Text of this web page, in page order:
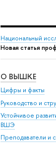
Национальный
Новая статья
О ВЫШКЕ
Цифры и факты
Руководство и
Устойчивое
ВШЭ
Преподаватели и